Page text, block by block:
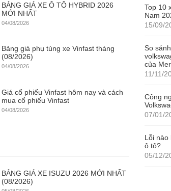
BẢNG GIÁ XE Ô TÔ HYBRID 2026
MỚI NHẤT
04/08/2026
Bảng giá phụ tùng xe Vinfast tháng
(08/2026)
04/08/2026
Giá cổ phiếu Vinfast hôm nay và cách
mua cổ phiếu Vinfast
04/08/2026
BẢNG GIÁ XE ISUZU 2026 MỚI NHẤT
(08/2026)
Top 10
Nam
15/09/
So
của
11/11/
Công
07/01/
Lỗi nào
ô tô?
05/12/